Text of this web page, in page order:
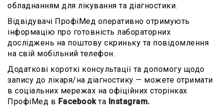
обладнанням для лікування та діагностики.
Відвідувачі ПрофіМед оперативно отримують
інформацію про готовність лабораторних
досліджень на поштову скриньку та повідомлення
на свій мобільний телефон.
Додаткові короткі консультації та допомогу щодо
запису до лікаря/на діагностику — можете отримати
в соціальних мережах на офіційних сторінках
ПрофіМед в Facebookта Instagram.